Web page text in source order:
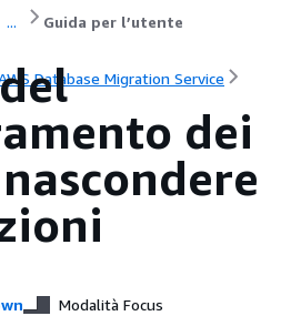
... Guida per l’utente
Database Migration Service
dei
Modalità Focus